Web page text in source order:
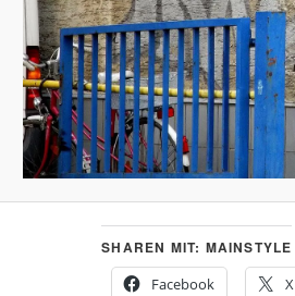
SHAREN MIT: MAINSTYLE
Facebook
X